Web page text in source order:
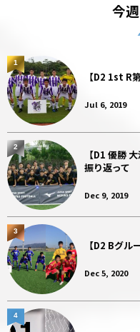
今
【D2 1st R
Jul 6, 2019
1
【D1 優勝
振り返って
Dec 9, 2019
2
【D2 Bグ
Dec 5, 2020
3
4